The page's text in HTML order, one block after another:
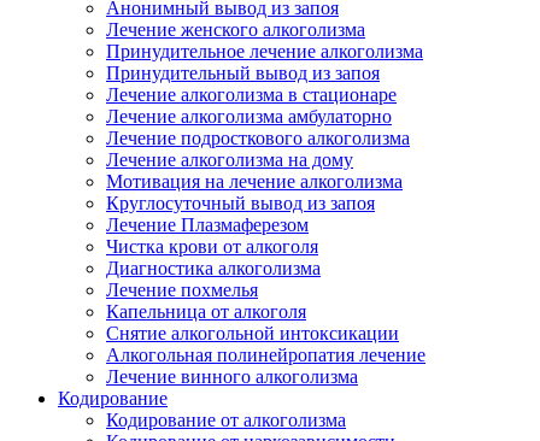
Анонимный вывод из запоя
Лечение женского алкоголизма
Принудительное лечение алкоголизма
Принудительный вывод из запоя
Лечение алкоголизма в стационаре
Лечение алкоголизма амбулаторно
Лечение подросткового алкоголизма
Лечение алкоголизма на дому
Мотивация на лечение алкоголизма
Круглосуточный вывод из запоя
Лечение Плазмаферезом
Чистка крови от алкоголя
Диагностика алкоголизма
Лечение похмелья
Капельница от алкоголя
Снятие алкогольной интоксикации
Алкогольная полинейропатия лечение
Лечение винного алкоголизма
Кодирование
Кодирование от алкоголизма